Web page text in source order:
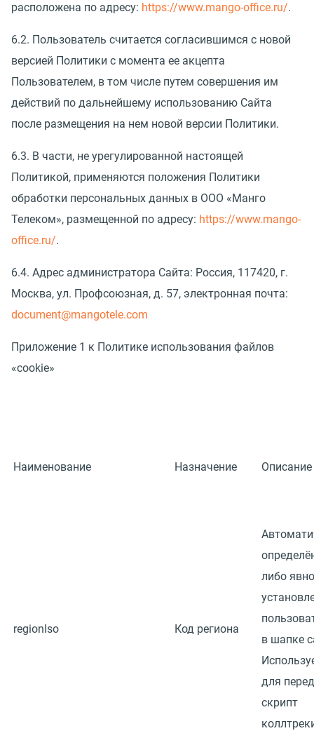
расположена по адресу: https://www.mango-office.ru/.
6.2. Пользователь считается согласившимся с новой
версией Политики с момента ее акцепта
Пользователем, в том числе путем совершения им
действий по дальнейшему использованию Сайта
после размещения на нем новой версии Политики.
6.3. В части, не урегулированной настоящей
Политикой, применяются положения Политики
обработки персональных данных в ООО «Манго
Телеком», размещенной по адресу: https://www.mango-
office.ru/.
6.4. Адрес администратора Сайта: Россия, 117420, г.
Москва, ул. Профсоюзная, д. 57, электронная почта:
document@mangotele.com
Приложение 1 к Политике использования файлов
«cookie»
Наименование Назначение Описание
regionIso Код региона
либо явно
в шапке
для
скрипт